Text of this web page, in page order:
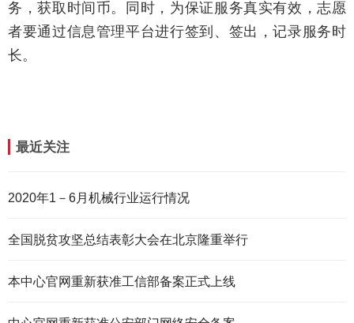
务，获取时间币。同时，为保证服务真实有效，志愿
者要通过信息管理平台进行签到、签出，记录服务时
长。
最近关注
2020年1－6月机械行业运行情况
全国脱贫攻坚总结表彰大会在北京隆重举行
本中心官网重新获准工信部备案正式上线